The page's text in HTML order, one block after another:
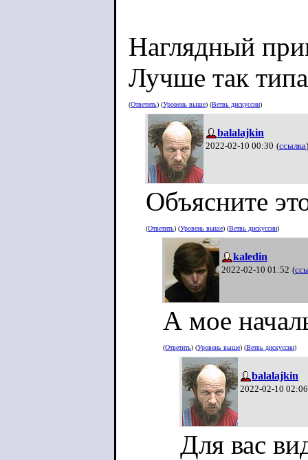
Наглядный
Лучше так
(Ответить) (Уровень выше) (Ветвь дискуссии)
balalajkin
2022-02-10 00:30 (ссылка)
Объясните
(Ответить) (Уровень выше) (Ветвь дискуссии)
kaledin
2022-02-10 01:52 (
А мое
(Ответить) (Уровень выше) (Ветвь дискуссии)
balalajkin
2022-02-10 02:06
Для вас